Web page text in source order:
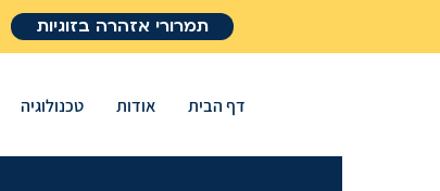
תמרורי אזהרה בזוגיות
דף הבית אודות טכנולוגיה